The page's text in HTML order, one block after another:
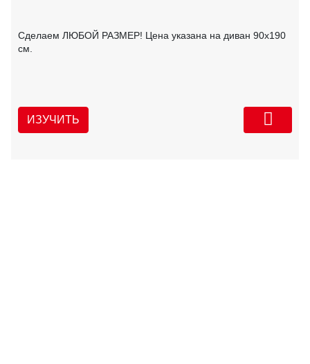
Сделаем ЛЮБОЙ РАЗМЕР! Цена указана на диван 90х190
см.
ИЗУЧИТЬ